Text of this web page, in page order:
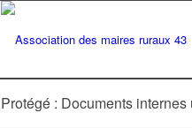
Protégé : Documents internes